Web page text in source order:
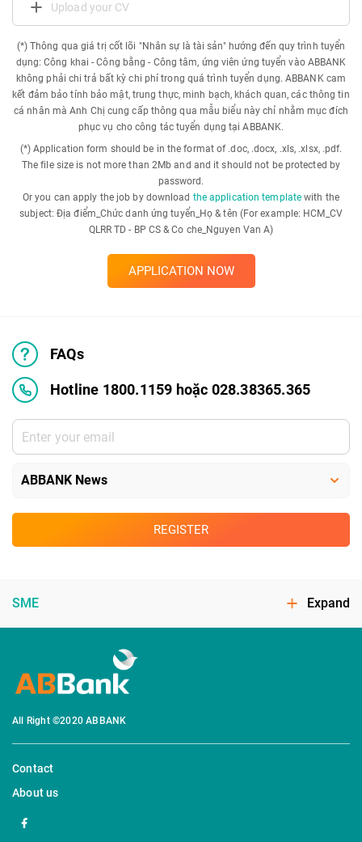
Upload your CV
(*) Thông qua giá trị cốt lõi "Nhân sự là tài sản" hướng đến quy trình tuyển
dụng: Công khai - Công bằng - Công tâm, ứng viên ứng tuyển vào ABBANK
không phải chi trả bất kỳ chi phí trong quá trình tuyển dụng. ABBANK cam
kết đảm bảo tính bảo mật, trung thực, minh bạch, khách quan, các thông tin
cá nhân mà Anh Chị cung cấp thông qua mẫu biểu này chỉ nhằm mục đích
phục vụ cho công tác tuyển dụng tại ABBANK.
(*) Application form should be in the format of .doc, .docx, .xls, .xlsx, .pdf.
The file size is not more than 2Mb and and it should not be protected by
password.
Or you can apply the job by download the application template with the
subject: Địa điểm_Chức danh ứng tuyển_Họ & tên (For example: HCM_CV
QLRR TD - BP CS & Co che_Nguyen Van A)
APPLICATION NOW
FAQs
Hotline 1800.1159 hoặc 028.38365.365
REGISTER
SME Expand
All Right ©2020 ABBANK
Contact
About us